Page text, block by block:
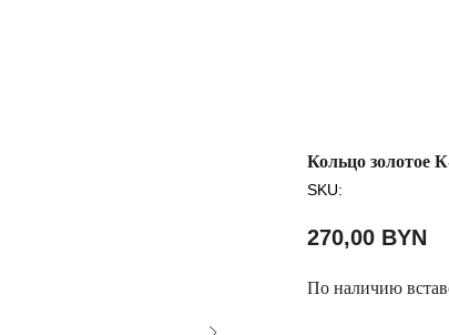
Кольцо золотое
SKU:
270,00 BYN
По наличию